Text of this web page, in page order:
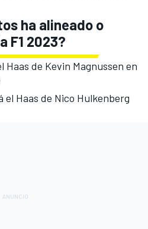
ha alineado o
F1 2023?
Haas de Kevin Magnussen en
el Haas de Nico Hulkenberg